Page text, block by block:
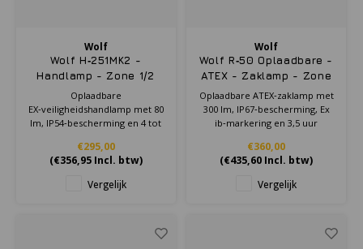
Wolf
Wolf H‑251MK2 -
Handlamp - Zone 1/2
Oplaadbare
EX‑veiligheidshandlamp met 80
lm, IP54‑bescherming en 4 tot
voor gebruik in Zone 1 en 2.
€295,00
(€356,95Incl. btw)
Vergelijk
Wolf
Wolf R‑50 Oplaadbare -
ATEX - Zaklamp - Zone
1/21
Oplaadbare ATEX‑zaklamp met
300 lm, IP67‑bescherming, Ex
ib‑markering en 3,5 uur
voor gebruik in Zone 1/21.
€360,00
(€435,60 Incl. btw)
Vergelijk